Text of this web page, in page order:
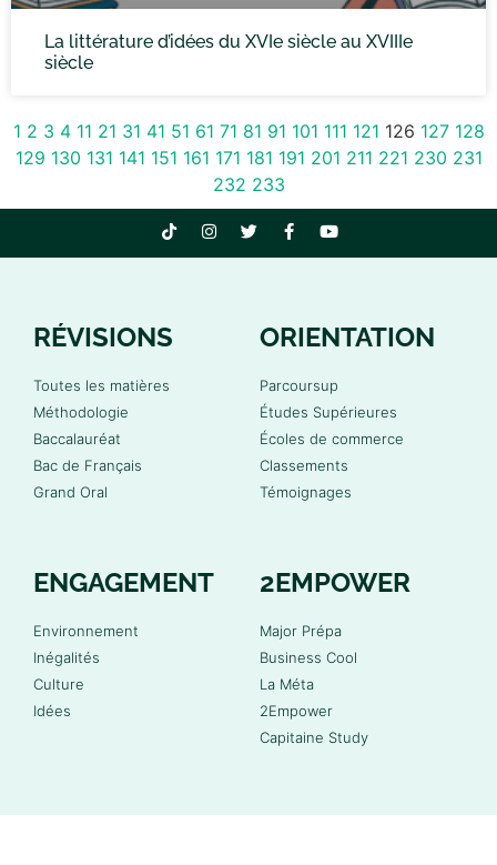
La littérature d’idées du XVIe siècle au XVIIIe
siècle
1 2 3 4 11 21 31 41 51 61 71 81 91 101 111 121 126 127 128
129 130 131 141 151 161 171 181 191 201 211 221 230 231
232 233
RÉVISIONS
Toutes les matières
Méthodologie
Baccalauréat
Bac de Français
Grand Oral
ORIENTATION
Parcoursup
Études Supérieures
Écoles de commerce
Classements
Témoignages
ENGAGEMENT
Environnement
Inégalités
Culture
Idées
2EMPOWER
Major Prépa
Business Cool
La Méta
2Empower
Capitaine Study